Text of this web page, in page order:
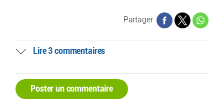
Partager
Lire 3 commentaires
Poster un commentaire